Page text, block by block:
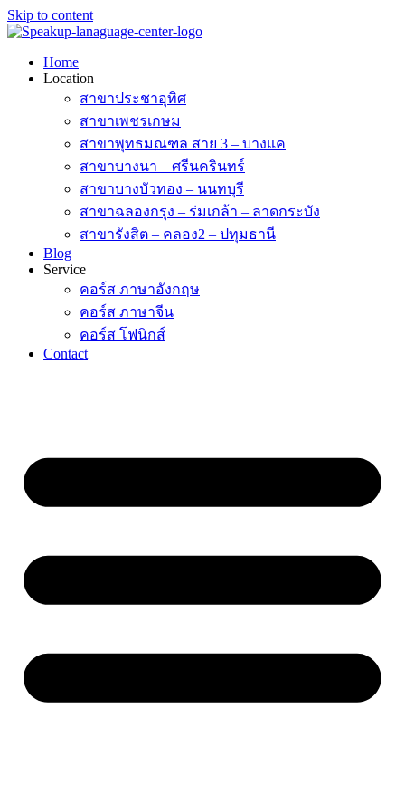
Skip to content
Home
Location
สาขาประชาอุทิศ
สาขาเพชรเกษม
สาขาพุทธมณฑล สาย 3 – บางแค
สาขาบางนา – ศรีนครินทร์
สาขาบางบัวทอง – นนทบุรี
สาขาฉลองกรุง – ร่มเกล้า – ลาดกระบัง
สาขารังสิต – คลอง2 – ปทุมธานี
Blog
Service
คอร์ส ภาษาอังกฤษ
คอร์ส ภาษาจีน
คอร์ส โฟนิกส์
Contact